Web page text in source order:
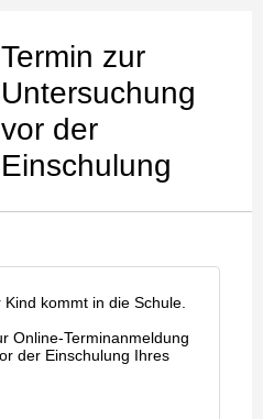
Termin zur
Untersuchung
vor der
Einschulung
kommt in die Schule.
Online-Terminanmeldung
der Einschulung Ihres